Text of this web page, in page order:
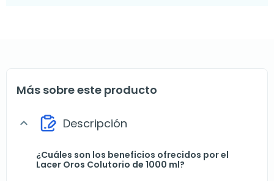
Más sobre este producto
expand_more Descripción
¿Cuáles son los beneficios ofrecidos por el
Lacer Oros Colutorio de 1000 ml?